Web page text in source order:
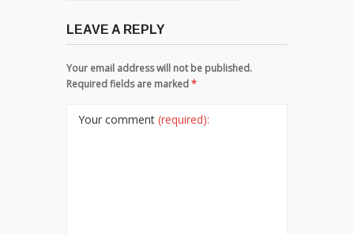
LEAVE A REPLY
Your email address will not be published.
Required fields are marked*
Your comment (required):